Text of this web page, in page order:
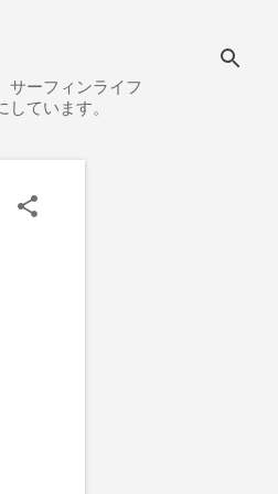
サーフィンライフ
ています。